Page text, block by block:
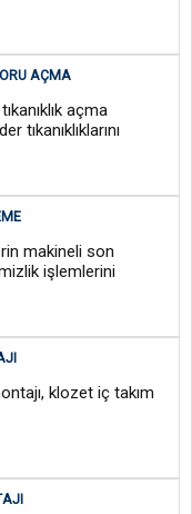
AÇMA
açma
tıkanıklıklarını
makineli son
işlemlerini
klozet iç takım